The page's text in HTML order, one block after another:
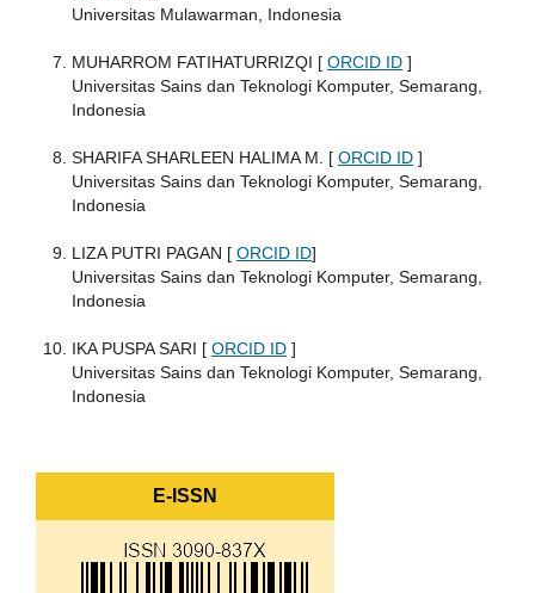
Universitas Mulawarman, Indonesia
MUHARROM FATIHATURRIZQI [ ORCID ID]
Universitas Sains dan Teknologi Komputer, Semarang,
Indonesia
SHARIFA SHARLEEN HALIMA M. [ ORCID ID]
Universitas Sains dan Teknologi Komputer, Semarang,
Indonesia
LIZA PUTRI PAGAN [ ORCID ID]
Universitas Sains dan Teknologi Komputer, Semarang,
Indonesia
IKA PUSPA SARI [ ORCID ID]
Universitas Sains dan Teknologi Komputer, Semarang,
Indonesia
E-ISSN